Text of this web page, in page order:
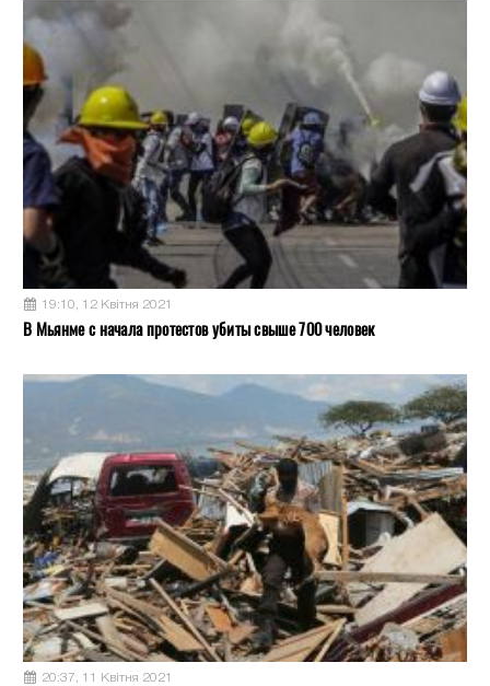
19:10, 12 Квітня 2021
В Мьянме с начала протестов убиты свыше 700 человек
20:37, 11 Квітня 2021